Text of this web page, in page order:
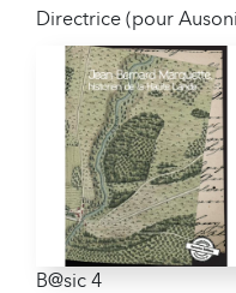
Directrice (pour
B@sic 4